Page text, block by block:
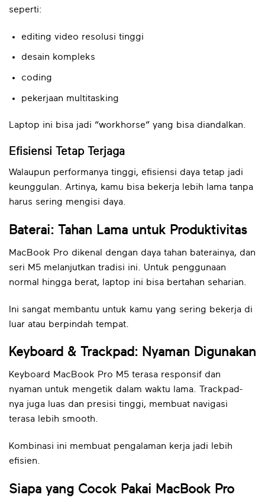
seperti:
editing video resolusi tinggi
desain kompleks
coding
pekerjaan multitasking
Laptop ini bisa jadi “workhorse” yang bisa diandalkan.
Efisiensi Tetap Terjaga
Walaupun performanya tinggi, efisiensi daya tetap jadi
keunggulan. Artinya, kamu bisa bekerja lebih lama tanpa
harus sering mengisi daya.
Baterai: Tahan Lama untuk Produktivitas
MacBook Pro dikenal dengan daya tahan baterainya, dan
seri M5 melanjutkan tradisi ini. Untuk penggunaan
normal hingga berat, laptop ini bisa bertahan seharian.
Ini sangat membantu untuk kamu yang sering bekerja di
luar atau berpindah tempat.
Keyboard & Trackpad: Nyaman Digunakan
Keyboard MacBook Pro M5 terasa responsif dan
nyaman untuk mengetik dalam waktu lama. Trackpad-
nya juga luas dan presisi tinggi, membuat navigasi
terasa lebih smooth.
Kombinasi ini membuat pengalaman kerja jadi lebih
efisien.
Siapa yang Cocok Pakai MacBook Pro